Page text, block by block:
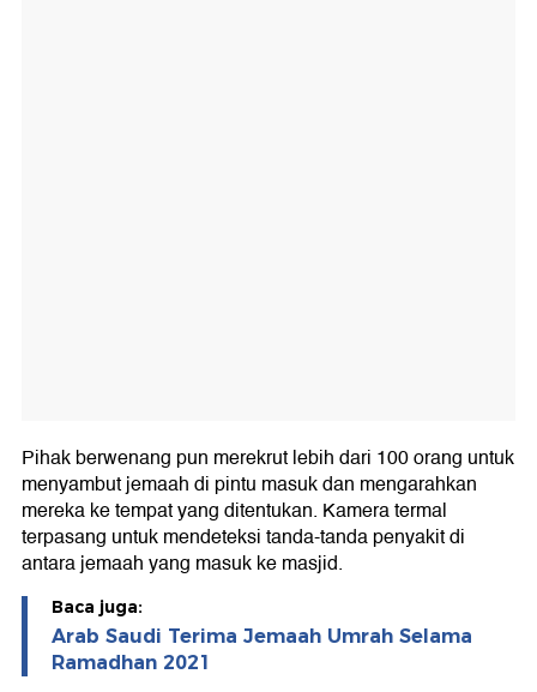
Pihak berwenang pun merekrut lebih dari 100 orang untuk
menyambut jemaah di pintu masuk dan mengarahkan
mereka ke tempat yang ditentukan. Kamera termal
terpasang untuk mendeteksi tanda-tanda penyakit di
antara jemaah yang masuk ke masjid.
Baca juga:
Arab Saudi Terima Jemaah Umrah Selama
Ramadhan 2021